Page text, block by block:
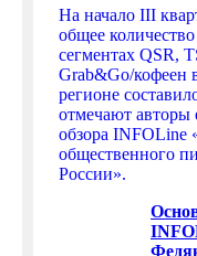
На начало III
общее
сегментах QSR,
Grab&Go/кофеен
регионе
отмечают авторы
обзора INFOLine
общественного
России».